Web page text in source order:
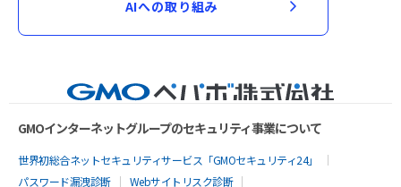
AIへの取り組み
GMOインターネットグループのセキュリティ事業について
世界初総合ネットセキュリティサービス「GMOセキュリティ24」
パスワード漏洩診断
Webサイトリスク診断